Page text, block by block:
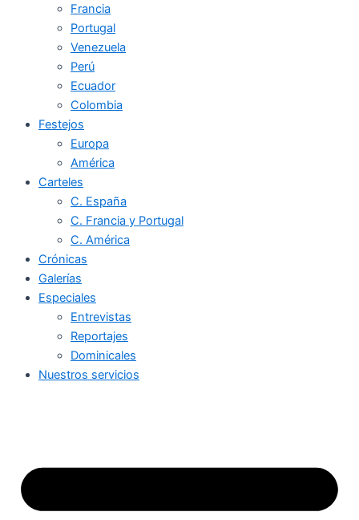
Francia
Portugal
Venezuela
Perú
Ecuador
Colombia
Festejos
Europa
América
Carteles
C. España
C. Francia y Portugal
C. América
Crónicas
Galerías
Especiales
Entrevistas
Reportajes
Dominicales
Nuestros servicios